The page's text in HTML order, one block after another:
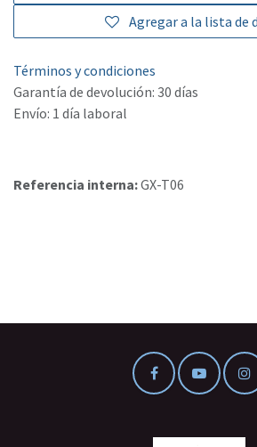
Agregar a la lista de
Términos y condiciones
Garantía de devolución: 30 días
Envío: 1 día laboral
Referencia interna:GX-T06